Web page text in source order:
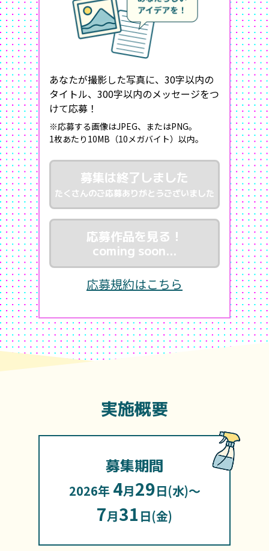
あなたが撮影した写真に、30字以内の
タイトル、300字以内のメッセージをつ
けて応募！
※応募する画像はJPEG、またはPNG。
1枚あたり10MB（10メガバイト）以内。
募集は終了しました
たくさんのご応募ありがとうございました
応募作品を見る！
coming soon...
応募規約はこちら
実施概要
募集期間
2026年 4月29日(水)～
7月31 日(金)